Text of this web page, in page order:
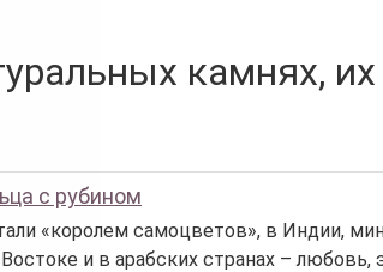
камнях, их
с рубином
«королем самоцветов», в Индии,
и в арабских странах – любовь,